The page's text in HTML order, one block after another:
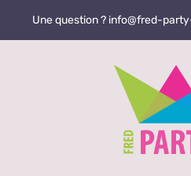
Une question ? info@fred-